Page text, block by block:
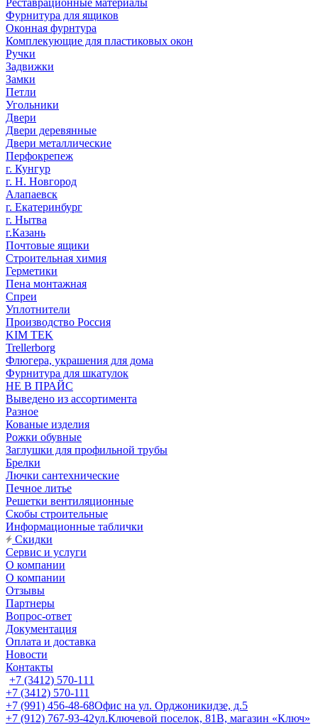
Реставрационные материалы
Фурнитура для ящиков
Оконная фурнтура
Комплекующие для пластиковых окон
Ручки
Задвижки
Замки
Петли
Угольники
Двери
Двери деревянные
Двери металлические
Перфокрепеж
г. Кунгур
г. Н. Новгород
Алапаевск
г. Екатеринбург
г. Нытва
г.Казань
Почтовые ящики
Строительная химия
Герметики
Пена монтажная
Спреи
Уплотнители
Производство Россия
KIM TEK
Trellerborg
Флюгера, украшения для дома
Фурнитура для шкатулок
НЕ В ПРАЙС
Выведено из ассортимента
Разное
Кованые изделия
Рожки обувные
Заглушки для профильной трубы
Брелки
Лючки сантехнические
Печное литье
Решетки вентиляционные
Скобы строительные
Информационные таблички
Скидки
Сервис и услуги
О компании
О компании
Отзывы
Партнеры
Вопрос-ответ
Документация
Оплата и доставка
Новости
Контакты
+7 (3412) 570-111
+7 (3412) 570-111
+7 (991) 456-48-68Офис на ул. Орджоникидзе, д.5
+7 (912) 767-93-42ул.Ключевой поселок, 81В, магазин «Ключ»